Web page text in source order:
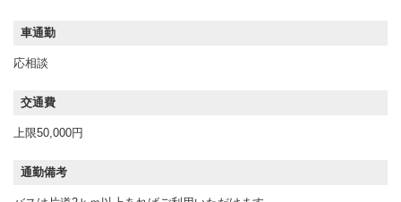
車通勤
応相談
交通費
上限50,000円
通勤備考